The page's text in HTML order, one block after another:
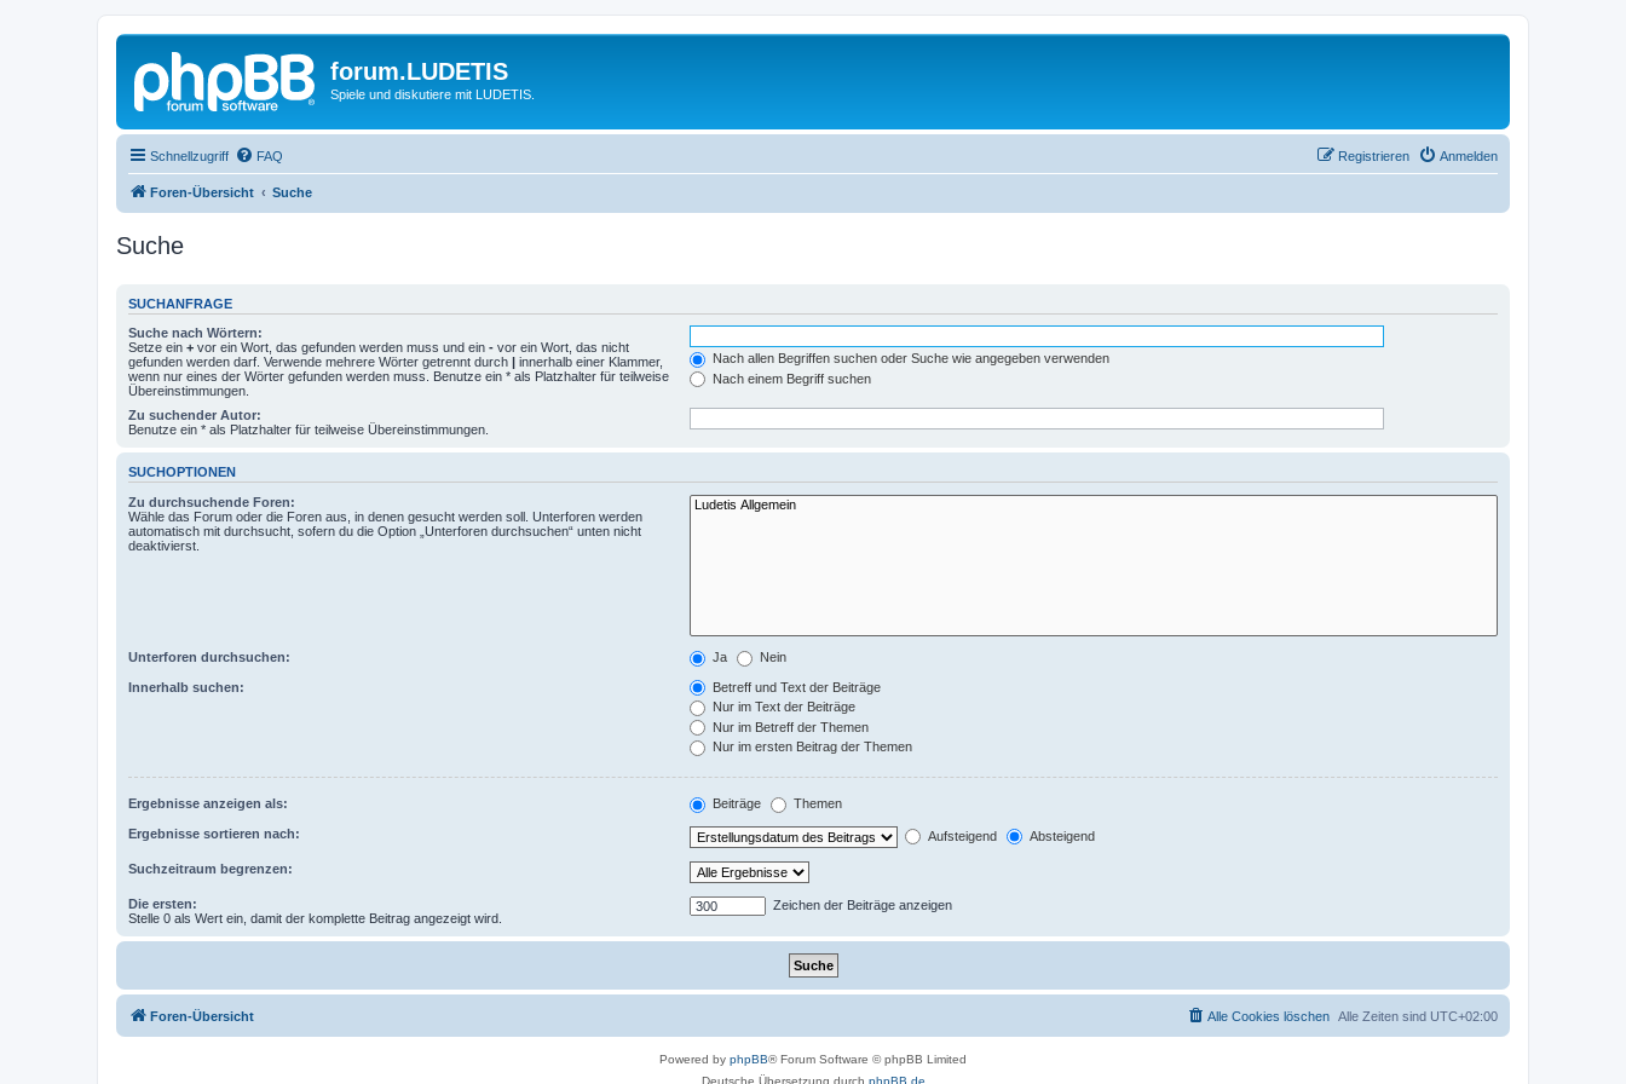
forum.LUDETIS
Spiele und diskutiere mit LUDETIS.
Schnellzugriff FAQ Anmelden
Registrieren
Foren-Übersicht Suche
Suche
SUCHANFRAGE
Suche nach Wörtern:
Setze ein + vor ein Wort, das gefunden werden muss und ein - vor ein Wort, das nicht
gefunden werden darf. Verwende mehrere Wörter getrennt durch | innerhalb einer Klammer,
wenn nur eines der Wörter gefunden werden muss. Benutze ein * als Platzhalter für teilweise
Übereinstimmungen.
Nach allen Begriffen suchen oder Suche wie angegeben verwenden
Nach einem Begriff suchen
Zu suchender Autor:
Benutze ein * als Platzhalter für teilweise Übereinstimmungen.
SUCHOPTIONEN
Zu durchsuchende Foren:
Wähle das Forum oder die Foren aus, in denen gesucht werden soll. Unterforen werden
automatisch mit durchsucht, sofern du die Option „Unterforen durchsuchen“ unten nicht
deaktivierst.
Unterforen durchsuchen: Ja Nein
Innerhalb suchen:
Betreff und Text der Beiträge
Nur im Text der Beiträge
Nur im Betreff der Themen
Nur im ersten Beitrag der Themen
Ergebnisse anzeigen als: Beiträge Themen
Ergebnisse sortieren nach: Aufsteigend Absteigend
Suchzeitraum begrenzen:
Die ersten:
Stelle 0 als Wert ein, damit der komplette Beitrag angezeigt wird.
Zeichen der Beiträge anzeigen
Foren-Übersicht Alle Zeiten sind UTC+02:00
Alle Cookies löschen
Powered by phpBB® Forum Software © phpBB Limited
Deutsche Übersetzung durch phpBB.de